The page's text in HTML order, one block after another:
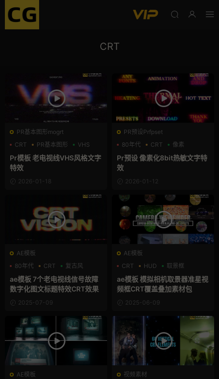
CRT
PR基本图形mogrt
CRT
PR基本图形 VHS
Pr模板 老电视线VHS风格文字
特效
2026-01-18
PR预设Prfpset
80年代
CRT 像素
Pr预设 像素化8bit热敏文字特
效
2026-01-12
AE模板
80年代
CRT 复古风
ae模板 7个老电视线信号故障
数字化图文标题特效CRT效果
2025-07-09
AE模板
CRT
HUD 取景框
ae模板 模拟相机取景器准星视
频框CRT覆盖叠加素材包
2025-06-09
AE模板
视频素材